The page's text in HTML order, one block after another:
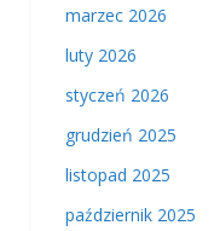
marzec 2026
luty 2026
styczeń 2026
grudzień 2025
listopad 2025
październik 2025